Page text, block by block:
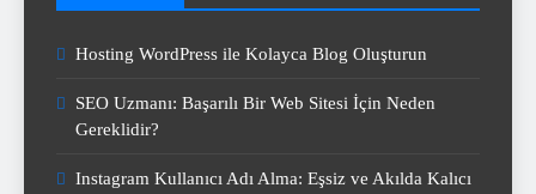
Hosting WordPress ile Kolayca Blog Oluşturun
SEO Uzmanı: Başarılı Bir Web Sitesi İçin Neden
Gereklidir?
Instagram Kullanıcı Adı Alma: Eşsiz ve Akılda Kalıcı